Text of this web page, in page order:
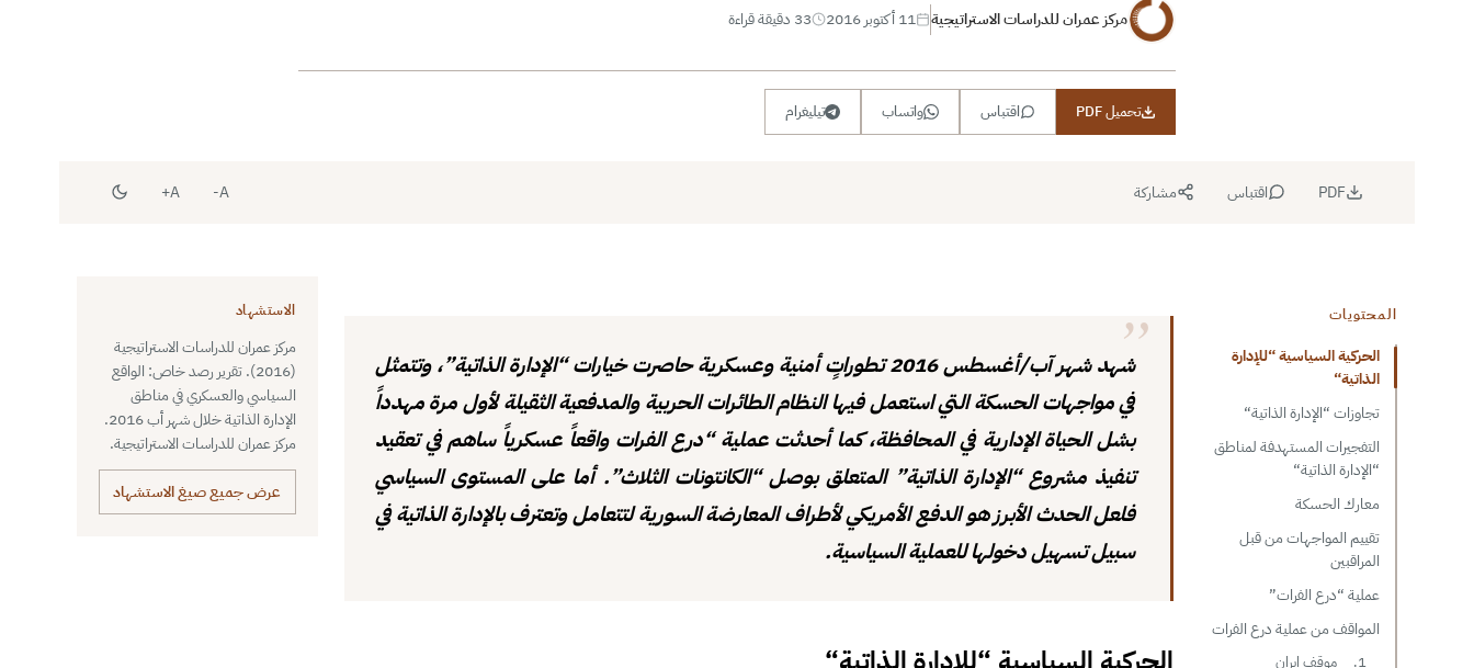
مركز عمران للدراسات الاستراتيجية 11 أكتوبر 2016 33 دقيقة قراءة
تحميل PDF اقتباس واتساب تيليغرام
PDF اقتباس مشاركة A-
A+
المحتويات
الحركية السياسية “للإدارة
الذاتية“
تجاوزات “الإدارة الذاتية“
التفجيرات المستهدفة لمناطق
“الإدارة الذاتية“
معارك الحسكة
تقييم المواجهات من قبل
المراقبين
عملية “درع الفرات”
المواقف من عملية درع الفرات
1. موقف إيران
شهد شهر آب/أغسطس 2016 تطوراتٍ أمنية وعسكرية حاصرت خيارات “الإدارة الذاتية”، وتتمثل
في مواجهات الحسكة التي استعمل فيها النظام الطائرات الحربية والمدفعية الثقيلة لأول مرة مهدداً
بشل الحياة الإدارية في المحافظة، كما أحدثت عملية “درع الفرات واقعاً عسكرياً ساهم في تعقيد
تنفيذ مشروع “الإدارة الذاتية” المتعلق بوصل “الكانتونات الثلاث”. أما على المستوى السياسي
فلعل الحدث الأبرز هو الدفع الأمريكي لأطراف المعارضة السورية لتتعامل وتعترف بالإدارة الذاتية في
سبيل تسهيل دخولها للعملية السياسية.
الاستشهاد
مركز عمران للدراسات الاستراتيجية
(2016). تقرير رصد خاص: الواقع
السياسي والعسكري في مناطق
الإدارة الذاتية خلال شهر أب 2016.
مركز عمران للدراسات الاستراتيجية.
عرض جميع صيغ الاستشهاد